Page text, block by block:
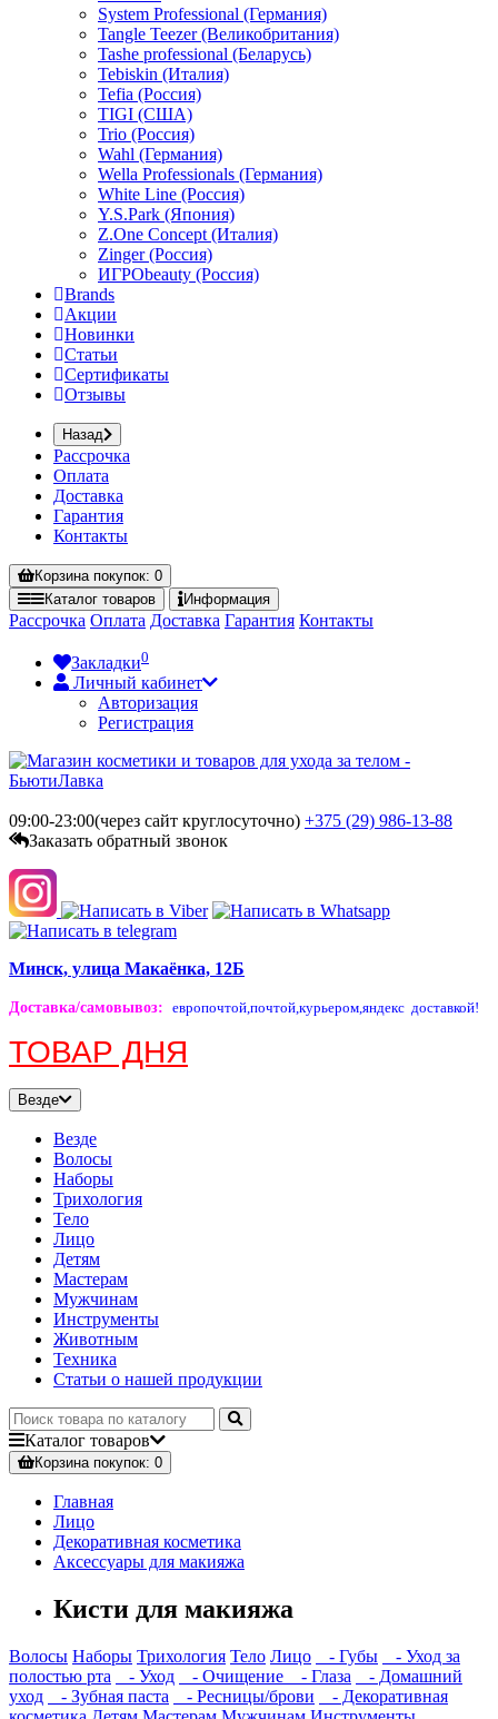
System Professional (Германия)
Tangle Teezer (Великобритания)
Tashe professional (Беларусь)
Tebiskin (Италия)
Tefia (Россия)
TIGI (США)
Trio (Россия)
Wahl (Германия)
Wella Professionals (Германия)
White Line (Россия)
Y.S.Park (Япония)
Z.One Concept (Италия)
Zinger (Россия)
ИГРОbeauty (Россия)
Brands
Акции
Новинки
Статьи
Сертификаты
Отзывы
Назад
Рассрочка
Оплата
Доставка
Гарантия
Контакты
Корзинапокупок: 0
Каталог товаров Информация
Рассрочка Оплата Доставка Гарантия Контакты
Закладки0
Личный кабинет
Авторизация
Регистрация
09:00-23:00(через сайт круглосуточно) +375 (29) 986-13-88
Заказать обратный звонок
Минск, улица Макаёнка, 12Б
Доставка/самовывоз: европочтой,почтой,курьером,яндекс доставкой!
ТОВАР ДНЯ
Везде
Везде
Волосы
Наборы
Трихология
Тело
Лицо
Детям
Мастерам
Мужчинам
Инструменты
Животным
Техника
Статьи о нашей продукции
Каталог товаров
Корзинапокупок: 0
Главная
Лицо
Декоративная косметика
Аксессуары для макияжа
Кисти для макияжа
Волосы Наборы Трихология Тело Лицо - Губы
- Уход за
полостью рта
- Уход - Очищение - Глаза
- Домашний
уход
- Зубная паста - Ресницы/брови
- Декоративная